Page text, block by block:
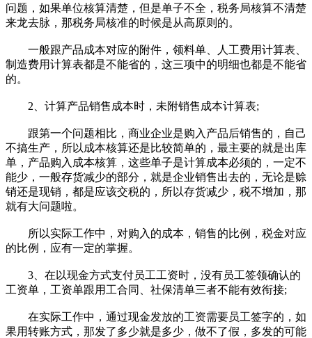
问题，如果单位核算清楚，但是单子不全，税务局核算不清楚
来龙去脉，那税务局核准的时候是从高原则的。
一般跟产品成本对应的附件，领料单、人工费用计算表、
制造费用计算表都是不能省的，这三项中的明细也都是不能省
的。
2、计算产品销售成本时，未附销售成本计算表;
跟第一个问题相比，商业企业是购入产品后销售的，自己
不搞生产，所以成本核算还是比较简单的，最主要的就是出库
单，产品购入成本核算，这些单子是计算成本必须的，一定不
能少，一般存货减少的部分，就是企业销售出去的，无论是赊
销还是现销，都是应该交税的，所以存货减少，税不增加，那
就有大问题啦。
所以实际工作中，对购入的成本，销售的比例，税金对应
的比例，应有一定的掌握。
3、在以现金方式支付员工工资时，没有员工签领确认的
工资单，工资单跟用工合同、社保清单三者不能有效衔接;
在实际工作中，通过现金发放的工资需要员工签字的，如
果用转账方式，那发了多少就是多少，做不了假，多发的可能